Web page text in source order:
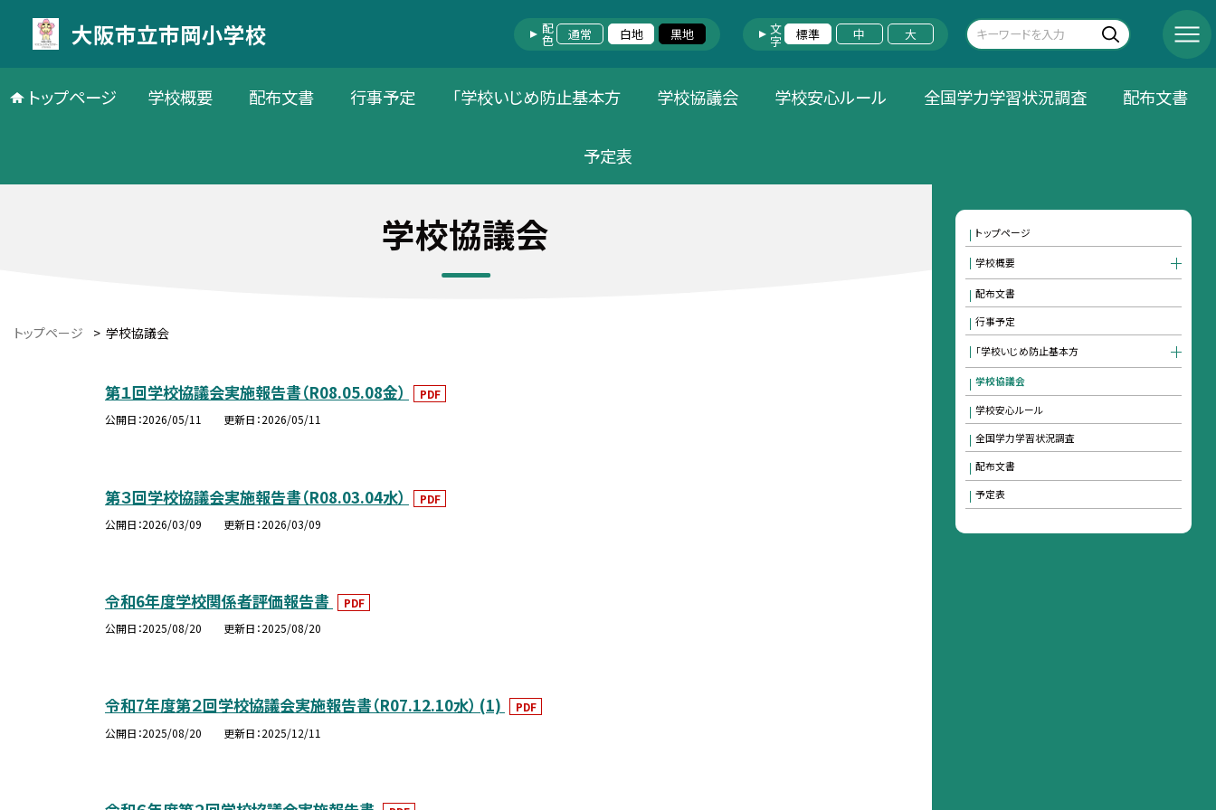
大阪市立市岡小学校 配色 通常 白地 黒地 文字 標準 中 大
トップページ 学校概要 配布文書 行事予定 「学校いじめ防止基本方 学校協議会 学校安心ルール 全国学力学習状況調査 配布文書
予定表
学校協議会
トップページ > 学校協議会
第１回学校協議会実施報告書（R08.05.08金）
PDF
公開日 2026/05/11 更新日 2026/05/11
第３回学校協議会実施報告書（R08.03.04水）
PDF
公開日 2026/03/09 更新日 2026/03/09
令和6年度学校関係者評価報告書
PDF
公開日 2025/08/20 更新日 2025/08/20
令和7年度第２回学校協議会実施報告書（R07.12.10水） (1)
PDF
公開日 2025/08/20 更新日 2025/12/11
トップページ
学校概要
配布文書
行事予定
「学校いじめ防止基本方
学校協議会
学校安心ルール
全国学力学習状況調査
配布文書
予定表